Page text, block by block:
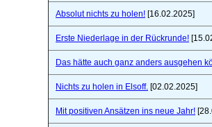
Absolut nichts zu holen! [16.02.2025]
Erste Niederlage in der Rückrunde!
Das hätte auch ganz anders ausgehen
Nichts zu holen in Elsoff. [02.02.2025]
Mit positiven Ansätzen ins neue Jahr!